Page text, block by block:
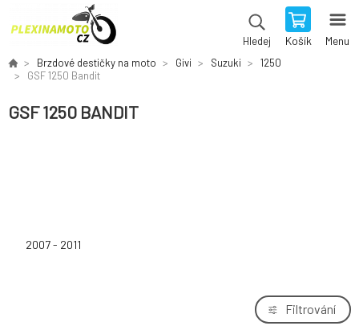
Hledej Košík Menu
Brzdové destičky na moto Givi Suzuki
1250
GSF 1250 Bandit
GSF 1250 BANDIT
2007 - 2011
Filtrování